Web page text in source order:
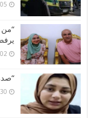
“من